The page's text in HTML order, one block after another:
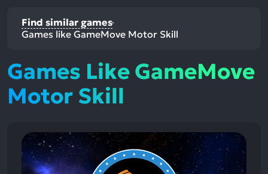
Find similar games
Games like GameMove Motor Skill
Games Like GameMove
Motor Skill